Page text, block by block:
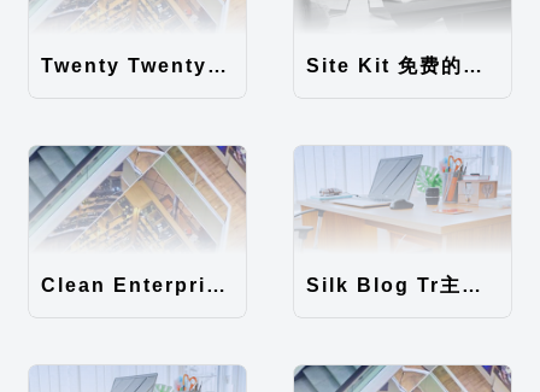
Twenty Twenty-Five 免费的WordPress内容主题 Site Kit 免费的WordPress数据统计插件
Clean Enterprise主题汉化包 Silk Blog Tr主题汉化包